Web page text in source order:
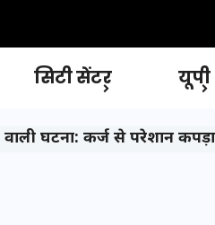
सिटी सेंटर यूपी
घटना: कर्ज से परेशान